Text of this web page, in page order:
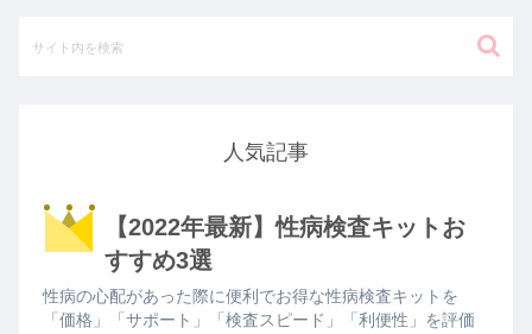
人気記事
【2022年最新】性病検査キットお
すすめ3選
性病の心配があった際に便利でお得な性病検査キットを
「価格」「サポート」「検査スピード」「利便性」を評価